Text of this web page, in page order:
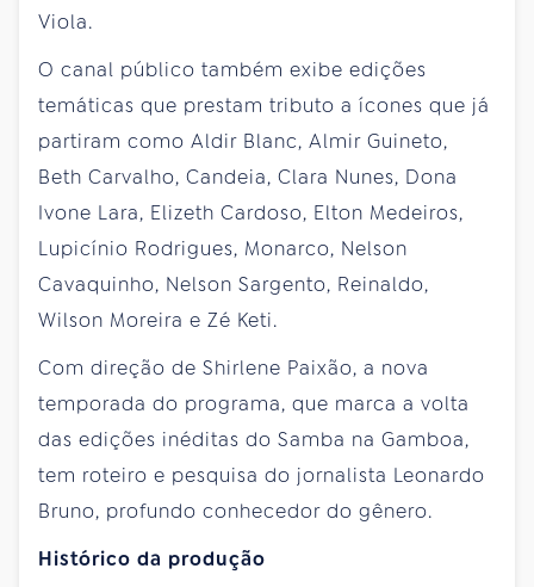
Viola.
O canal público também exibe edições
temáticas que prestam tributo a ícones que já
partiram como Aldir Blanc, Almir Guineto,
Beth Carvalho, Candeia, Clara Nunes, Dona
Ivone Lara, Elizeth Cardoso, Elton Medeiros,
Lupicínio Rodrigues, Monarco, Nelson
Cavaquinho, Nelson Sargento, Reinaldo,
Wilson Moreira e Zé Keti.
Com direção de Shirlene Paixão, a nova
temporada do programa, que marca a volta
das edições inéditas do Samba na Gamboa,
tem roteiro e pesquisa do jornalista Leonardo
Bruno, profundo conhecedor do gênero.
Histórico da produção